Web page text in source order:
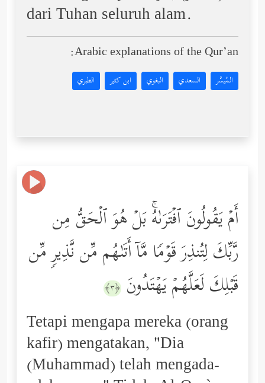
dari Tuhan seluruh alam.
Arabic explanations of the Qur’an:
المُيسَّر السعدي البغوي ابن كثير الطبري
أَمۡ یَقُولُونَ ٱفۡتَرَىٰهُۚ بَلۡ هُوَ ٱلۡحَقُّ مِن
رَّبِّكَ لِتُنذِرَ قَوۡمࣰا مَّاۤ أَتَىٰهُم مِّن نَّذِیرࣲ مِّن
قَبۡلِكَ لَعَلَّهُمۡ یَهۡتَدُونَ ﴿٣﴾
Tetapi mengapa mereka (orang
kafir) mengatakan, "Dia
(Muhammad) telah mengada-